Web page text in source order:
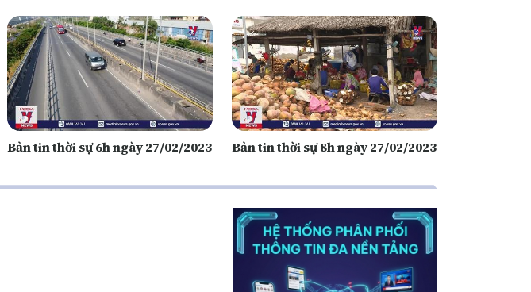
Bản tin thời sự 6h ngày 27/02/2023 Bản tin thời sự 8h ngày 27/02/2023